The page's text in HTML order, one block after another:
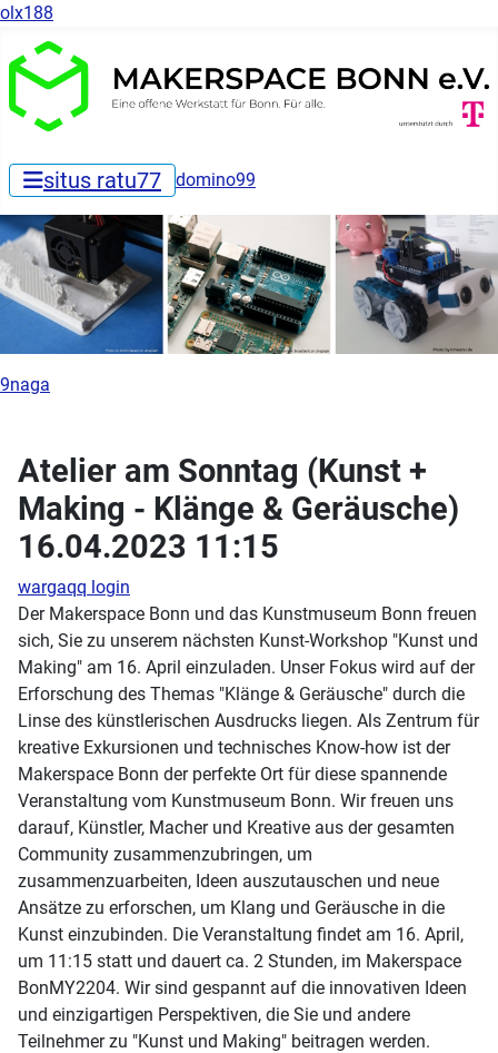
olx188
situs ratu77 domino99
9naga
Atelier am Sonntag (Kunst +
Making - Klänge & Geräusche)
16.04.2023 11:15
wargaqq login
Der Makerspace Bonn und das Kunstmuseum Bonn freuen
sich, Sie zu unserem nächsten Kunst-Workshop "Kunst und
Making" am 16. April einzuladen. Unser Fokus wird auf der
Erforschung des Themas "Klänge & Geräusche" durch die
Linse des künstlerischen Ausdrucks liegen. Als Zentrum für
kreative Exkursionen und technisches Know-how ist der
Makerspace Bonn der perfekte Ort für diese spannende
Veranstaltung vom Kunstmuseum Bonn. Wir freuen uns
darauf, Künstler, Macher und Kreative aus der gesamten
Community zusammenzubringen, um
zusammenzuarbeiten, Ideen auszutauschen und neue
Ansätze zu erforschen, um Klang und Geräusche in die
Kunst einzubinden. Die Veranstaltung findet am 16. April,
um 11:15 statt und dauert ca. 2 Stunden, im Makerspace
BonMY2204. Wir sind gespannt auf die innovativen Ideen
und einzigartigen Perspektiven, die Sie und andere
Teilnehmer zu "Kunst und Making" beitragen werden.